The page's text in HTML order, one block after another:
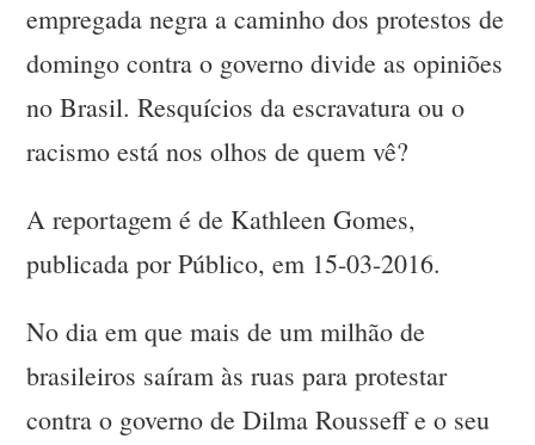
empregada negra a caminho dos protestos de
domingo contra o governo divide as opiniões
no Brasil. Resquícios da escravatura ou o
racismo está nos olhos de quem vê?
A reportagem é de Kathleen Gomes,
publicada por Público, em 15-03-2016.
No dia em que mais de um milhão de
brasileiros saíram às ruas para protestar
contra o governo de Dilma Rousseff e o seu